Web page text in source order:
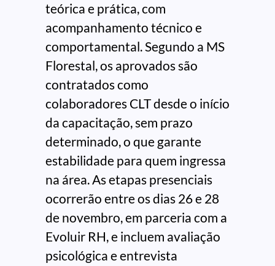
teórica e prática, com
acompanhamento técnico e
comportamental. Segundo a MS
Florestal, os aprovados são
contratados como
colaboradores CLT desde o início
da capacitação, sem prazo
determinado, o que garante
estabilidade para quem ingressa
na área. As etapas presenciais
ocorrerão entre os dias 26 e 28
de novembro, em parceria com a
Evoluir RH, e incluem avaliação
psicológica e entrevista